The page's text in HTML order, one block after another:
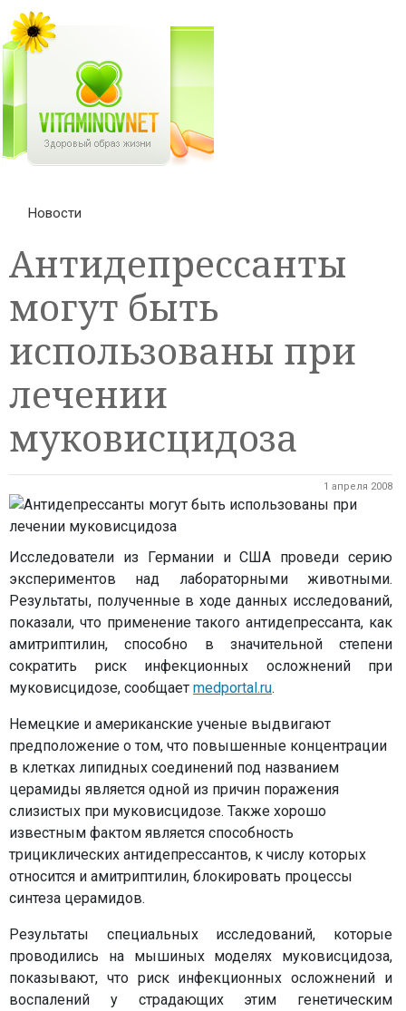
Новости
Антидепрессанты
могут быть
использованы при
лечении
муковисцидоза
1 апреля 2008
Исследователи из Германии и США проведи серию
экспериментов над лабораторными животными.
Результаты, полученные в ходе данных исследований,
показали, что применение такого антидепрессанта, как
амитриптилин, способно в значительной степени
сократить риск инфекционных осложнений при
муковисцидозе, сообщает medportal.ru.
Немецкие и американские ученые выдвигают
предположение о том, что повышенные концентрации
в клетках липидных соединений под названием
церамиды является одной из причин поражения
слизистых при муковисцидозе. Также хорошо
известным фактом является способность
трициклических антидепрессантов, к числу которых
относится и амитриптилин, блокировать процессы
синтеза церамидов.
Результаты специальных исследований, которые
проводились на мышиных моделях муковисцидоза,
показывают, что риск инфекционных осложнений и
воспалений у страдающих этим генетическим